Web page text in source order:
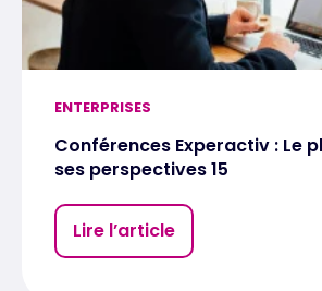
ENTERPRISES
Conférences Experactiv : Le
ses perspectives 15
Lire l’article